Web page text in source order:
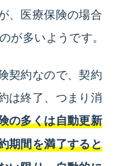
、医療保険の場合
が多いようです。
契約なので、契約
は終了、つまり消
の多くは自動更新
期間を満了すると